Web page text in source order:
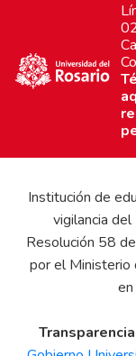
Institución de
vigilancia del
Resolución 58
por el Ministerio
en